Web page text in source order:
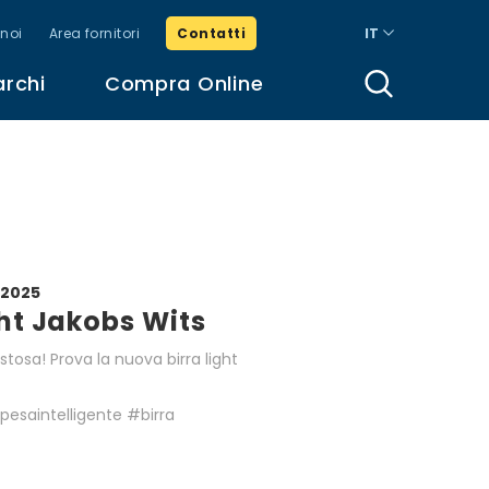
Area fornitori Contatti IT
Compra Online
Jakobs Wits
Prova la nuova birra light
#birra